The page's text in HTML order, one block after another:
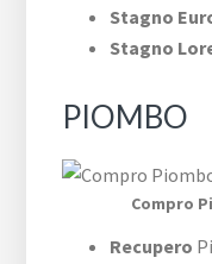
Stagno
Stagno
PIOMBO
Compro
Recupero